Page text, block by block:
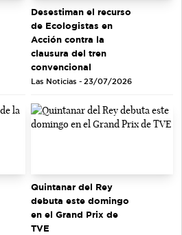
Desestiman el recurso
de Ecologistas en
Acción contra la
clausura del tren
convencional
Las Noticias - 23/07/2026
Quintanar del Rey
debuta este domingo
en el Grand Prix de
TVE